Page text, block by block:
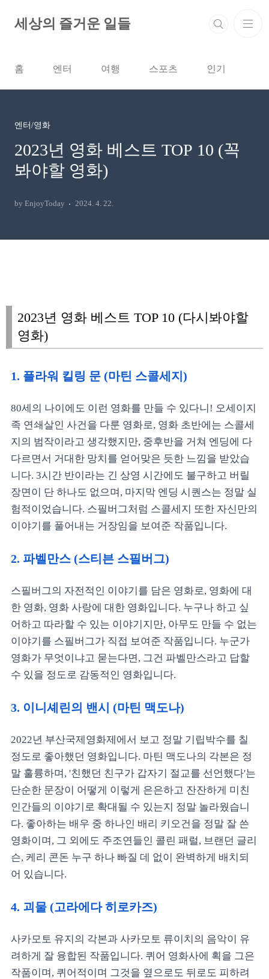
세상의 즐거운 일들
홈 엔터 여행 스포츠 인기
엔터/영화
2023년 영화 베스트 TOP 10 (꼭
봐야할 영화)
by EnjoyToday 2024. 4. 22.
2023년 영화 베스트 TOP 10 (다시봐야할
영화)
1. 플라워 킬링 문 (마틴 스콜세지)
80세의 나이에도 이런 영화를 만들 수 있다니! 오세이지
족 연쇄살인 사건을 다룬 영화로, 영화 초반에는 스콜세
지의 범작이라고 생각했지만, 중후반을 거쳐 엔딩에 다
다르면서 거대한 망치를 얻어맞은 듯한 느낌을 받았습
니다. 3시간 반이라는 긴 상영 시간에도 불구하고 버릴
장면이 단 하나도 없으며, 마지막 엔딩 시퀀스는 정말 실
험적이었습니다. 스필버그처럼 스콜세지 또한 자신만의
이야기를 풀어내는 거장임을 보여준 작품입니다.
2. 파벨만스 (스티븐 스필버그)
스필버그의 자전적인 이야기를 담은 영화로, 영화에 대
한 영화, 영화 사랑에 대한 영화입니다. 누구나 하고 싶
어하고 따라할 수 있는 이야기지만, 아무도 만들 수 없는
이야기를 스필버그가 직접 보여준 작품입니다. 누군가
영화가 무엇이냐고 묻는다면, 그건 파벨만스라고 답할
수 있을 정도로 감동적인 영화입니다.
3. 이니셰린의 밴시 (마틴 맥도나)
2022년 부산국제영화제에서 보고 정말 기립박수를 칠
정도로 좋아했던 영화입니다. 마틴 맥도나의 각본은 정
말 훌륭하며, '친했던 친구가 갑자기 절교를 선언했다'는
단순한 문장이 어떻게 이렇게 은은하고 잔잔하게 미친
인간들의 이야기로 확대될 수 있는지 정말 놀라웠습니
다. 좋아하는 배우 중 하나인 배리 키오건을 정말 잘 쓴
영화이며, 그 외에도 주조연들인 콜린 패럴, 브랜던 글리
슨, 케리 콘돈 누구 하나 빠질 데 없이 완벽하게 배치되
어 있습니다.
4. 괴물 (고라에다 히로카즈)
사카모토 유지의 각본과 사카모토 류이치의 음악이 유
려하게 잘 융합된 작품입니다. 퀴어 영화사에 획을 그은
작품이며, 퀴어적이며 그것을 옆으로도 뒤로도 피하려